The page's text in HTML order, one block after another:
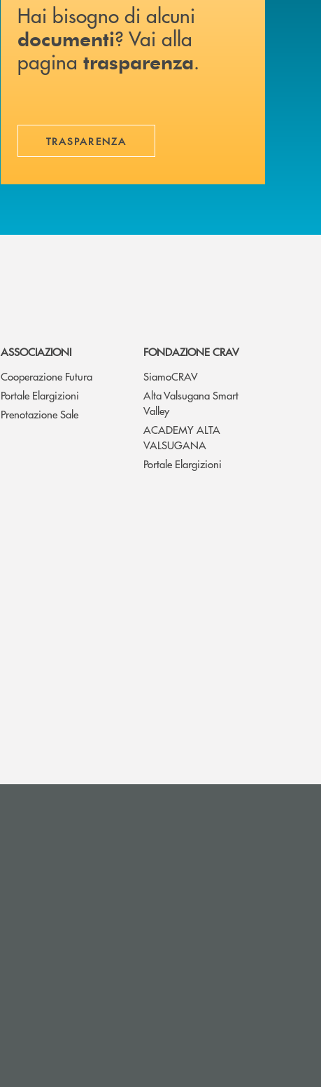
Hai bisogno di alcuni
documenti? Vai alla
pagina trasparenza.
TRASPARENZA
ASSOCIAZIONI
Cooperazione Futura
Portale Elargizioni
Prenotazione Sale
FONDAZIONE CRAV
SiamoCRAV
Alta Valsugana Smart
Valley
ACADEMY ALTA
VALSUGANA
Portale Elargizioni